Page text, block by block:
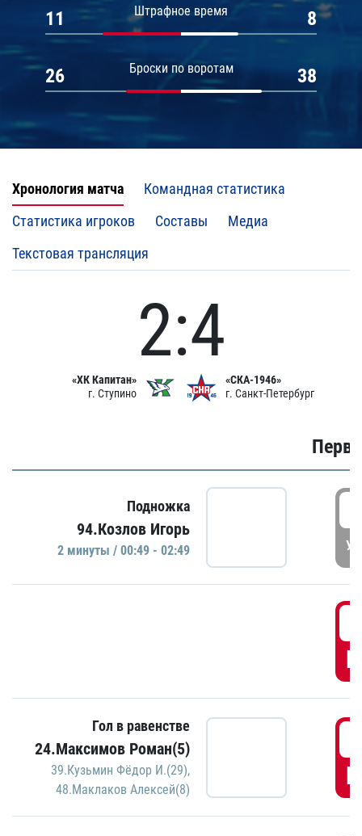
Штрафное время
11 8
Броски по воротам
26 38
Хронология матча
Командная статистика
Статистика игроков
Составы
Медиа
Текстовая трансляция
«ХК Капитан»
г. Ступино
2:4
«СКА-1946»
г. Санкт-Петербург
Подножка
94.Козлов Игорь
2 минуты / 00:49 - 02:49
Гол в равенстве
24.Максимов Роман(5)
39.Кузьмин Фёдор И.(29),
48.Маклаков Алексей(8)